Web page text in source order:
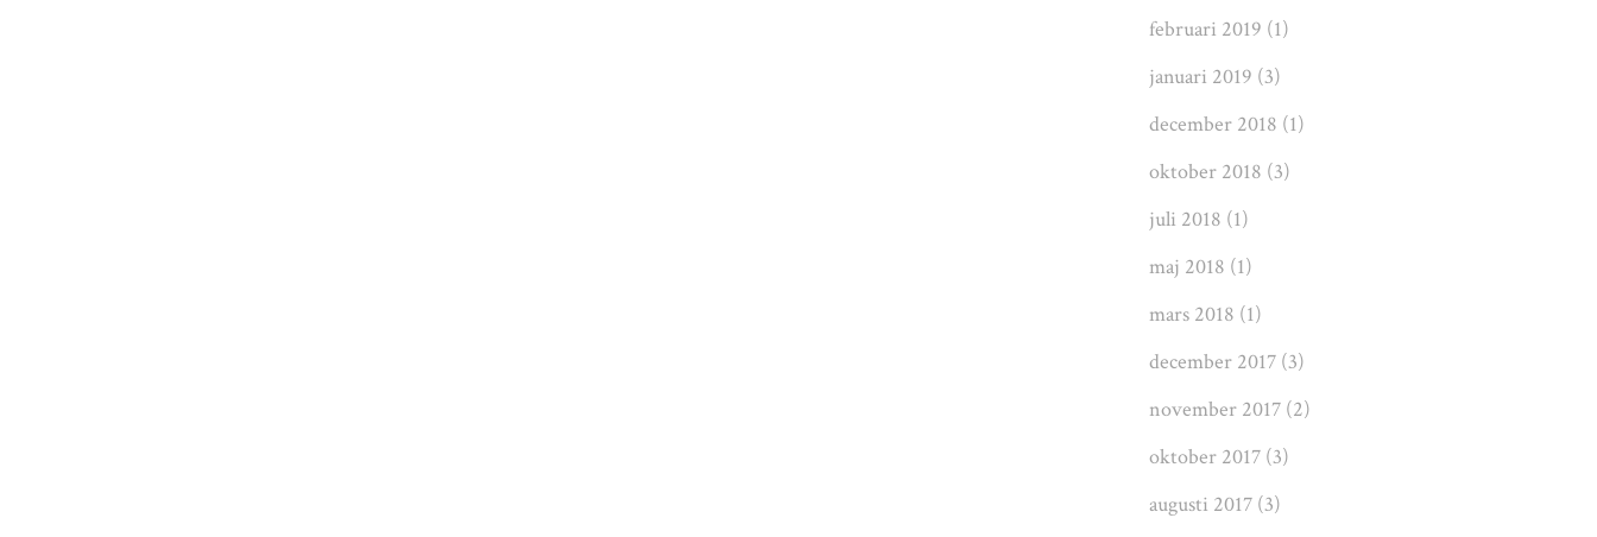
februari 2019 (1)
januari 2019 (3)
december 2018 (1)
oktober 2018 (3)
juli 2018 (1)
maj 2018 (1)
mars 2018 (1)
december 2017 (3)
november 2017 (2)
oktober 2017 (3)
augusti 2017 (3)